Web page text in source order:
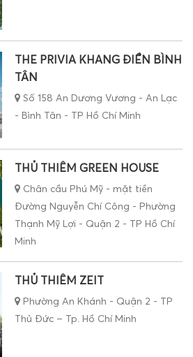
THE PRIVIA KHANG ĐIỀN BÌNH
TÂN
Số 158 An Dương Vương - An Lạc
- Bình Tân - TP Hồ Chí Minh
THỦ THIÊM GREEN HOUSE
Chân cầu Phú Mỹ - mặt tiền
Đường Nguyễn Chí Công - Phường
Thạnh Mỹ Lợi - Quận 2 - TP Hồ Chí
Minh
THỦ THIÊM ZEIT
Phường An Khánh - Quận 2 - TP
Thủ Đức – Tp. Hồ Chí Minh